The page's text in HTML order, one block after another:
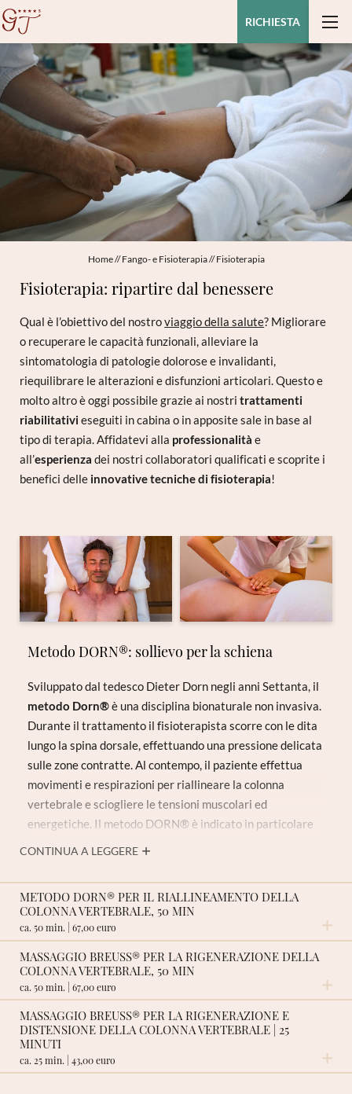
RICHIESTA
Home//Fango- e Fisioterapia//Fisioterapia
Fisioterapia: ripartire dal benessere
Qual è l’obiettivo del nostroviaggio della salute? Migliorare
o recuperare le capacità funzionali, alleviare la
sintomatologia di patologie dolorose e invalidanti,
riequilibrare le alterazioni e disfunzioni articolari. Questo e
molto altro è oggi possibile grazie ai nostritrattamenti
riabilitativieseguiti in cabina o in apposite sale in base al
tipo di terapia. Affidatevi alla professionalità e
all’esperienza dei nostri collaboratori qualificati e scoprite i
benefici delle innovative tecniche di fisioterapia!
Metodo DORN®: sollievo per la schiena
Sviluppato dal tedesco Dieter Dorn negli anni Settanta, il
metodo Dorn®è una disciplina bionaturale non invasiva.
Durante il trattamento il fisioterapista scorre con le dita
lungo la spina dorsale, effettuando una pressione delicata
sulle zone contratte. Al contempo, il paziente effettua
movimenti e respirazioni per riallineare la colonna
vertebrale e sciogliere le tensioni muscolari ed
energetiche. Il metodo DORN® è indicato in particolare
Vi consigliamo di associare il metodo DORN® al
massaggio BREUSS®alla colonna vertebrale.
CONTINUA A LEGGERE
METODO DORN® PER IL RIALLINEAMENTO DELLA
COLONNA VERTEBRALE, 50 MIN
ca. 50 min. | 67,00 euro
RICHIESTA NON VINCOLANTE
MASSAGGIO BREUSS® PER LA RIGENERAZIONE DELLA
COLONNA VERTEBRALE, 50 MIN
ca. 50 min. | 67,00 euro
RICHIESTA NON VINCOLANTE
MASSAGGIO BREUSS® PER LA RIGENERAZIONE E
DISTENSIONE DELLA COLONNA VERTEBRALE | 25
MINUTI
ca. 25 min. | 43,00 euro